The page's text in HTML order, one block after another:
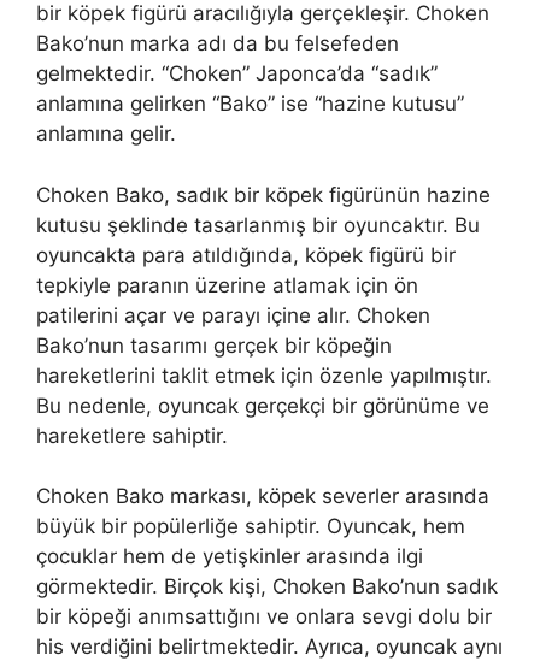
bir köpek figürü aracılığıyla gerçekleşir. Choken
Bako’nun marka adı da bu felsefeden
gelmektedir. “Choken” Japonca’da “sadık”
anlamına gelirken “Bako” ise “hazine kutusu”
anlamına gelir.
Choken Bako, sadık bir köpek figürünün hazine
kutusu şeklinde tasarlanmış bir oyuncaktır. Bu
oyuncakta para atıldığında, köpek figürü bir
tepkiyle paranın üzerine atlamak için ön
patilerini açar ve parayı içine alır. Choken
Bako’nun tasarımı gerçek bir köpeğin
hareketlerini taklit etmek için özenle yapılmıştır.
Bu nedenle, oyuncak gerçekçi bir görünüme ve
hareketlere sahiptir.
Choken Bako markası, köpek severler arasında
büyük bir popülerliğe sahiptir. Oyuncak, hem
çocuklar hem de yetişkinler arasında ilgi
görmektedir. Birçok kişi, Choken Bako’nun sadık
bir köpeği anımsattığını ve onlara sevgi dolu bir
his verdiğini belirtmektedir. Ayrıca, oyuncak aynı